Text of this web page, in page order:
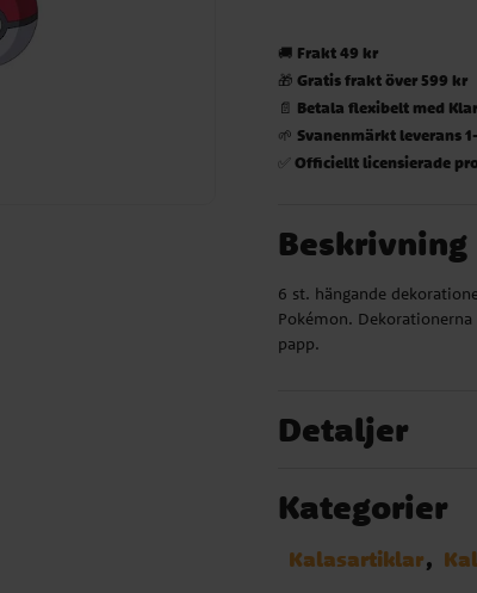
🚚 Frakt 49 kr
🎁Gratis frakt över 599 kr
📄 Betala flexibelt med
🌱Svanenmärkt leverans
✅Officiellt licensierade
Beskrivning
6 st. hängande
Pokémon.
papp.
Detaljer
Kategorier
Kalasartiklar